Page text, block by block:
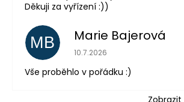
Děkuji za vyřízení :))
MB Marie Bajerová
Hodnocení obchodu je 5 z
10.7.2026
Vše proběhlo v pořádku :)